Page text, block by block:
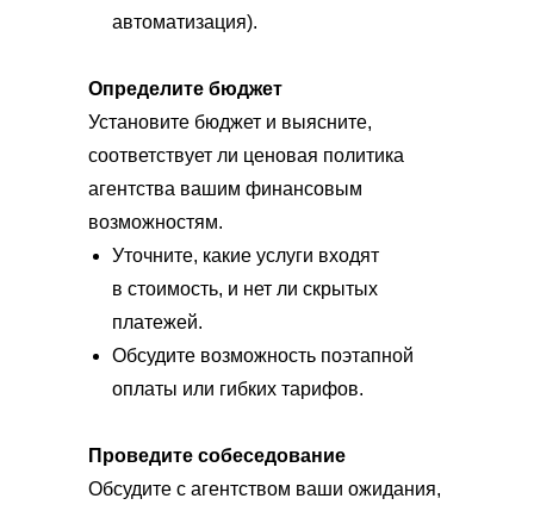
автоматизация).
Определите бюджет
Установите бюджет и выясните,
соответствует ли ценовая политика
агентства вашим финансовым
возможностям.
Уточните, какие услуги входят
в стоимость, и нет ли скрытых
платежей.
Обсудите возможность поэтапной
оплаты или гибких тарифов.
Проведите собеседование
Обсудите с агентством ваши ожидания,